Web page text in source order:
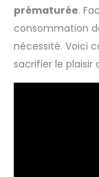
prématurée.
consommation
nécessité. Voici
sacrifier le plaisir